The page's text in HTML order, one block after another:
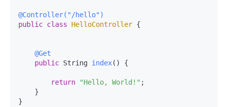
@Controller("/hello")
public class HelloController {
@Get
public String index() {
return "Hello, World!" ;